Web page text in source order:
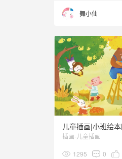
舞小仙
插画-儿童插画
1295 0